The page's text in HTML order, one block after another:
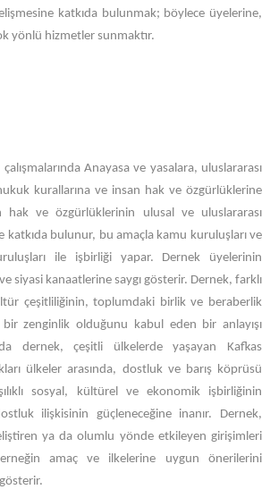
katkıda bulunmak; böylece üyelerine,
yönlü hizmetler sunmaktır.
Anayasa ve yasalara, uluslararası
kurallarına ve insan hak ve özgürlüklerine
hak ve özgürlüklerinin ulusal ve uluslararası
katkıda bulunur, bu amaçla kamu kuruluşları ve
ile işbirliği yapar. Dernek üyelerinin
siyasi kanaatlerine saygı gösterir. Dernek, farklı
çeşitliliğinin, toplumdaki birlik ve beraberlik
zenginlik olduğunu kabul eden bir anlayışı
dernek, çeşitli ülkelerde yaşayan Kafkas
ülkeler arasında, dostluk ve barış köprüsü
sosyal, kültürel ve ekonomik işbirliğinin
ilişkisinin güçleneceğine inanır. Dernek,
ya da olumlu yönde etkileyen girişimleri
amaç ve ilkelerine uygun önerilerini